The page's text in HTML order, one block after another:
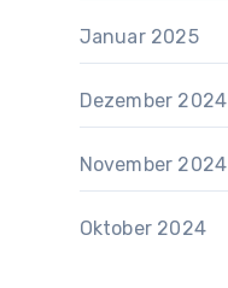
Januar 2025
Dezember 2024
November 2024
Oktober 2024